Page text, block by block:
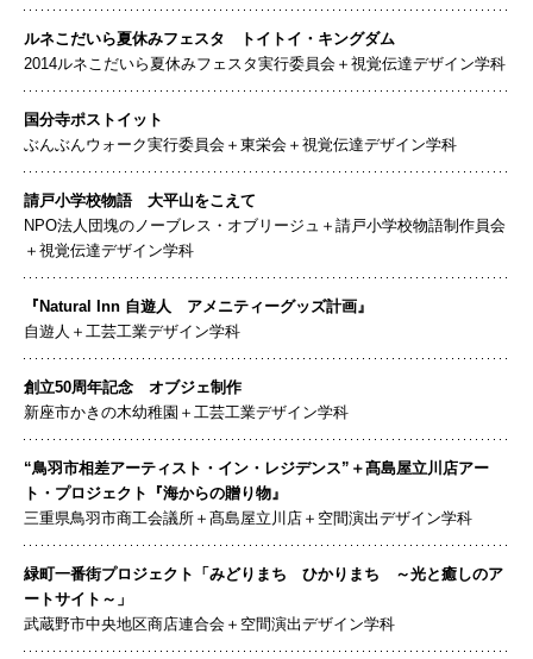
ルネこだいら夏休みフェスタ トイトイ・キングダム
2014ルネこだいら夏休みフェスタ実行委員会＋視覚伝達デザイン学科
国分寺ポストイット
ぶんぶんウォーク実行委員会＋東栄会＋視覚伝達デザイン学科
請戸小学校物語 大平山をこえて
NPO法人団塊のノーブレス・オブリージュ＋請戸小学校物語制作員会
＋視覚伝達デザイン学科
『Natural Inn 自遊人 アメニティーグッズ計画』
自遊人＋工芸工業デザイン学科
創立50周年記念 オブジェ制作
新座市かきの木幼稚園＋工芸工業デザイン学科
“鳥羽市相差アーティスト・イン・レジデンス”＋髙島屋立川店アー
ト・プロジェクト『海からの贈り物』
三重県鳥羽市商工会議所＋髙島屋立川店＋空間演出デザイン学科
緑町一番街プロジェクト「みどりまち ひかりまち ～光と癒しのア
ートサイト～」
武蔵野市中央地区商店連合会＋空間演出デザイン学科